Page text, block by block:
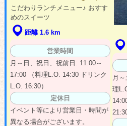
こだわりランチメニュー♪ おすす
めのスイーツ
距離 1.6 km
営業時間
月～日、祝日、祝前日: 11:00～
17:00 （料理L.O. 14:30 ドリンク
L.O. 16:30）
定休日
イベント等により営業日・時間が
異なる場合がございます。
月
理